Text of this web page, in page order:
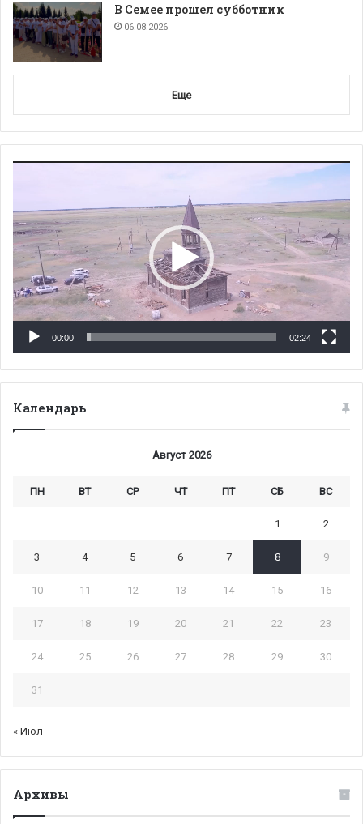
В Семее прошел субботник
06.08.2026
Еще
00:00 02:24
Календарь
Август 2026
ПН ВТ СР ЧТ ПТ СБ ВС
1 2
3 4 5 6 7 8 9
10 11 12 13 14 15 16
17 18 19 20 21 22 23
24 25 26 27 28 29 30
31
« Июл
Архивы